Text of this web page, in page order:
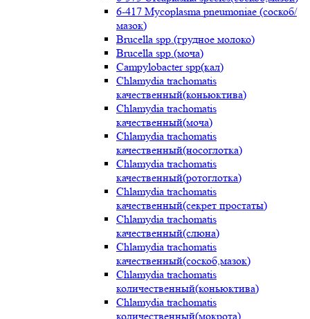
6-417 Mycoplasma pneumoniae (соскоб/
мазок)
Brucella spp.(грудное молоко)
Brucella spp.(моча)
Campylobacter spp(кал)
Chlamydia trachomatis
качественный(коньюктива)
Chlamydia trachomatis
качественный(моча)
Chlamydia trachomatis
качественный(носоглотка)
Chlamydia trachomatis
качественный(ротоглотка)
Chlamydia trachomatis
качественный(секрет простаты)
Chlamydia trachomatis
качественный(слюна)
Chlamydia trachomatis
качественный(соскоб,мазок)
Chlamydia trachomatis
количественный(коньюктива)
Chlamydia trachomatis
количественный(мокрота)